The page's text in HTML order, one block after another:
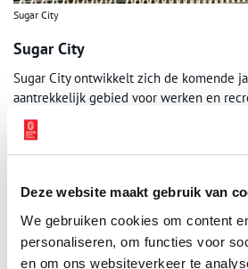
Deze website maakt gebruik van
We gebruiken cookies om content
personaliseren, om functies voor
en om ons websiteverkeer te
Sugar City
Sugar City
Sugar City ontwikkelt zich de komende
aantrekkelijk gebied voor werken en
de fascinerende historische gebouwen
Publicatiedatum: 28/12/2010
Ontvang de